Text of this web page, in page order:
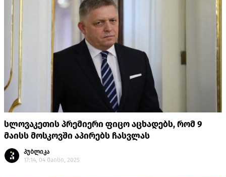
სლოვაკეთის პრემიერი ფიცო აცხადებს, რომ 9
მაისს მოსკოვში აპირებს ჩასვლას
პუბლიკა
17:14, 04 მაისი, 2025